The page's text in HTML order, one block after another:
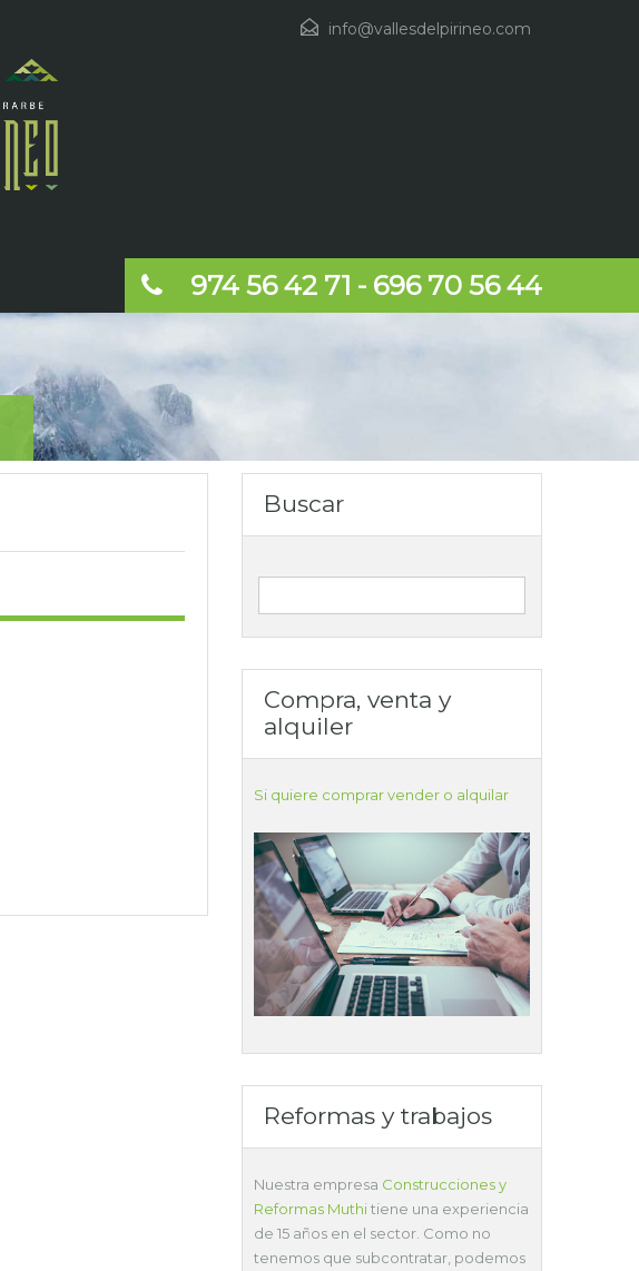
info@vallesdelpirineo.com
974 56 42 71 - 696 70 56 44
Buscar
Compra, venta y
alquiler
Si quiere comprar vender o alquilar
Reformas y trabajos
Nuestra empresa Construcciones y
Reformas Muthitiene una experiencia
de 15 años en el sector. Como no
tenemos que subcontratar, podemos